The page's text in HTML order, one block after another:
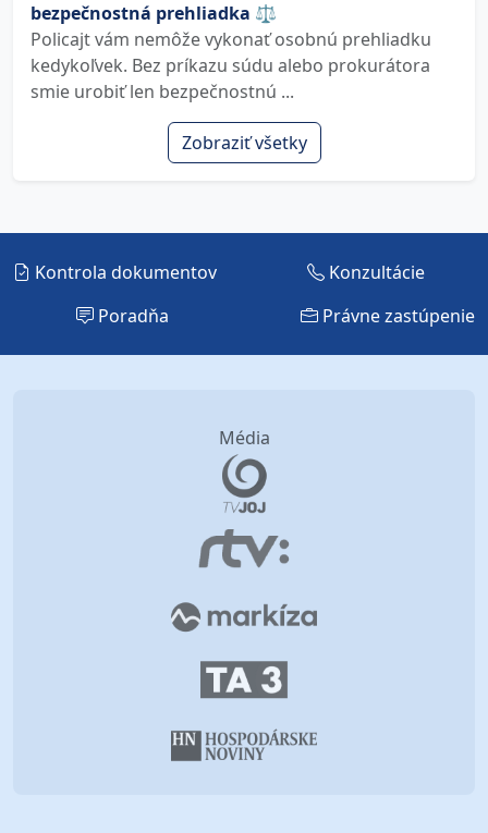
bezpečnostná prehliadka ⚖️
Policajt vám nemôže vykonať osobnú prehliadku
kedykoľvek. Bez príkazu súdu alebo prokurátora
smie urobiť len bezpečnostnú ...
Zobraziť všetky
Kontrola dokumentov
Konzultácie
Poradňa
Právne zastúpenie
Média